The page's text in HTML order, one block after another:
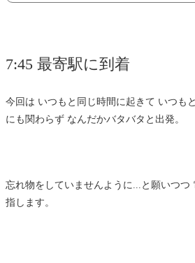
7:45 最寄駅に到着
今回は いつもと同じ時間に起きて いつも
にも関わらず なんだかバタバタと出発。
忘れ物をしていませんように...と願いつつ
指します。